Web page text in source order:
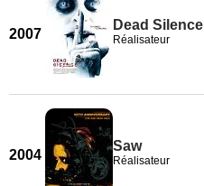
2007
Dead Silence
Réalisateur
2004
Saw
Réalisateur